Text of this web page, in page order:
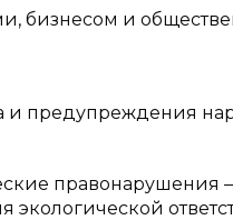
бизнесом и
предупреждения
правонарушения